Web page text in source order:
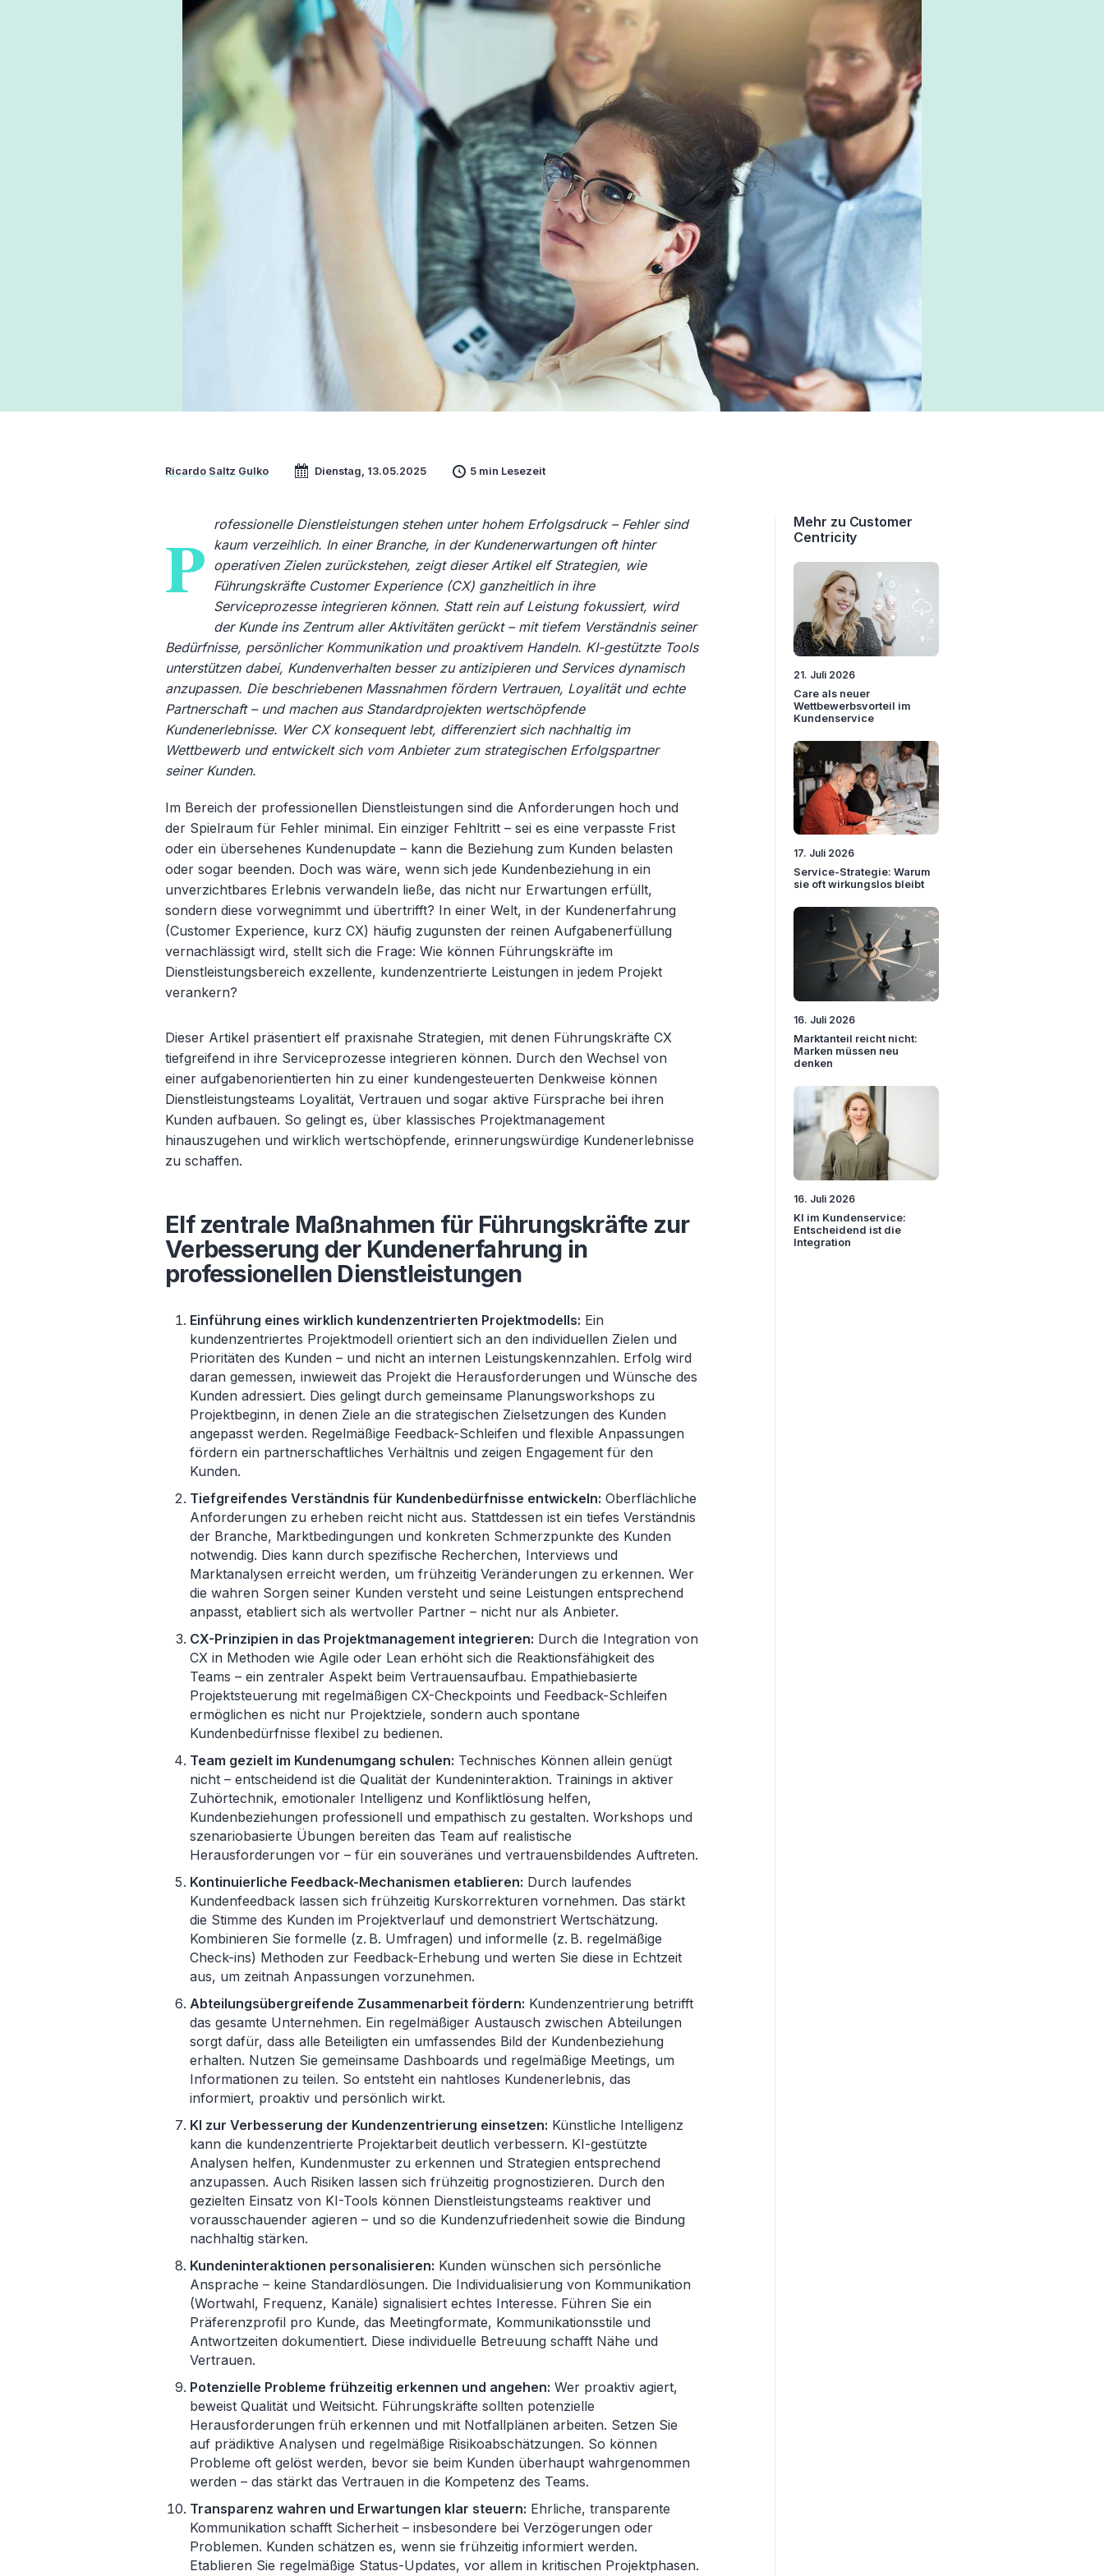
Ricardo Saltz Gulko Dienstag, 13.05.2025 5 min Lesezeit
P rofessionelle Dienstleistungen stehen unter hohem Erfolgsdruck – Fehler sind
kaum verzeihlich. In einer Branche, in der Kundenerwartungen oft hinter
operativen Zielen zurückstehen, zeigt dieser Artikel elf Strategien, wie
Führungskräfte Customer Experience (CX) ganzheitlich in ihre
Serviceprozesse integrieren können. Statt rein auf Leistung fokussiert, wird
der Kunde ins Zentrum aller Aktivitäten gerückt – mit tiefem Verständnis seiner
Bedürfnisse, persönlicher Kommunikation und proaktivem Handeln. KI-gestützte Tools
unterstützen dabei, Kundenverhalten besser zu antizipieren und Services dynamisch
anzupassen. Die beschriebenen Massnahmen fördern Vertrauen, Loyalität und echte
Partnerschaft – und machen aus Standardprojekten wertschöpfende
Kundenerlebnisse. Wer CX konsequent lebt, differenziert sich nachhaltig im
Wettbewerb und entwickelt sich vom Anbieter zum strategischen Erfolgspartner
seiner Kunden.
Im Bereich der professionellen Dienstleistungen sind die Anforderungen hoch und
der Spielraum für Fehler minimal. Ein einziger Fehltritt – sei es eine verpasste Frist
oder ein übersehenes Kundenupdate – kann die Beziehung zum Kunden belasten
oder sogar beenden. Doch was wäre, wenn sich jede Kundenbeziehung in ein
unverzichtbares Erlebnis verwandeln ließe, das nicht nur Erwartungen erfüllt,
sondern diese vorwegnimmt und übertrifft? In einer Welt, in der Kundenerfahrung
(Customer Experience, kurz CX) häufig zugunsten der reinen Aufgabenerfüllung
vernachlässigt wird, stellt sich die Frage: Wie können Führungskräfte im
Dienstleistungsbereich exzellente, kundenzentrierte Leistungen in jedem Projekt
verankern?
Dieser Artikel präsentiert elf praxisnahe Strategien, mit denen Führungskräfte CX
tiefgreifend in ihre Serviceprozesse integrieren können. Durch den Wechsel von
einer aufgabenorientierten hin zu einer kundengesteuerten Denkweise können
Dienstleistungsteams Loyalität, Vertrauen und sogar aktive Fürsprache bei ihren
Kunden aufbauen. So gelingt es, über klassisches Projektmanagement
hinauszugehen und wirklich wertschöpfende, erinnerungswürdige Kundenerlebnisse
zu schaffen.
Elf zentrale Maßnahmen für Führungskräfte zur
Verbesserung der Kundenerfahrung in
professionellen Dienstleistungen
Einführung eines wirklich kundenzentrierten Projektmodells: Ein
kundenzentriertes Projektmodell orientiert sich an den individuellen Zielen und
Prioritäten des Kunden – und nicht an internen Leistungskennzahlen. Erfolg wird
daran gemessen, inwieweit das Projekt die Herausforderungen und Wünsche des
Kunden adressiert. Dies gelingt durch gemeinsame Planungsworkshops zu
Projektbeginn, in denen Ziele an die strategischen Zielsetzungen des Kunden
angepasst werden. Regelmäßige Feedback-Schleifen und flexible Anpassungen
fördern ein partnerschaftliches Verhältnis und zeigen Engagement für den
Kunden.
Tiefgreifendes Verständnis für Kundenbedürfnisse entwickeln: Oberflächliche
Anforderungen zu erheben reicht nicht aus. Stattdessen ist ein tiefes Verständnis
der Branche, Marktbedingungen und konkreten Schmerzpunkte des Kunden
notwendig. Dies kann durch spezifische Recherchen, Interviews und
Marktanalysen erreicht werden, um frühzeitig Veränderungen zu erkennen. Wer
die wahren Sorgen seiner Kunden versteht und seine Leistungen entsprechend
anpasst, etabliert sich als wertvoller Partner – nicht nur als Anbieter.
CX-Prinzipien in das Projektmanagement integrieren: Durch die Integration von
CX in Methoden wie Agile oder Lean erhöht sich die Reaktionsfähigkeit des
Teams – ein zentraler Aspekt beim Vertrauensaufbau. Empathiebasierte
Projektsteuerung mit regelmäßigen CX-Checkpoints und Feedback-Schleifen
ermöglichen es nicht nur Projektziele, sondern auch spontane
Kundenbedürfnisse flexibel zu bedienen.
Team gezielt im Kundenumgang schulen: Technisches Können allein genügt
nicht – entscheidend ist die Qualität der Kundeninteraktion. Trainings in aktiver
Zuhörtechnik, emotionaler Intelligenz und Konfliktlösung helfen,
Kundenbeziehungen professionell und empathisch zu gestalten. Workshops und
szenariobasierte Übungen bereiten das Team auf realistische
Herausforderungen vor – für ein souveränes und vertrauensbildendes Auftreten.
Kontinuierliche Feedback-Mechanismen etablieren: Durch laufendes
Kundenfeedback lassen sich frühzeitig Kurskorrekturen vornehmen. Das stärkt
die Stimme des Kunden im Projektverlauf und demonstriert Wertschätzung.
Kombinieren Sie formelle (z. B. Umfragen) und informelle (z. B. regelmäßige
Check-ins) Methoden zur Feedback-Erhebung und werten Sie diese in Echtzeit
aus, um zeitnah Anpassungen vorzunehmen.
Abteilungsübergreifende Zusammenarbeit fördern: Kundenzentrierung betrifft
das gesamte Unternehmen. Ein regelmäßiger Austausch zwischen Abteilungen
sorgt dafür, dass alle Beteiligten ein umfassendes Bild der Kundenbeziehung
erhalten. Nutzen Sie gemeinsame Dashboards und regelmäßige Meetings, um
Informationen zu teilen. So entsteht ein nahtloses Kundenerlebnis, das
informiert, proaktiv und persönlich wirkt.
KI zur Verbesserung der Kundenzentrierung einsetzen: Künstliche Intelligenz
kann die kundenzentrierte Projektarbeit deutlich verbessern. KI-gestützte
Analysen helfen, Kundenmuster zu erkennen und Strategien entsprechend
anzupassen. Auch Risiken lassen sich frühzeitig prognostizieren. Durch den
gezielten Einsatz von KI-Tools können Dienstleistungsteams reaktiver und
vorausschauender agieren – und so die Kundenzufriedenheit sowie die Bindung
nachhaltig stärken.
Kundeninteraktionen personalisieren: Kunden wünschen sich persönliche
Ansprache – keine Standardlösungen. Die Individualisierung von Kommunikation
(Wortwahl, Frequenz, Kanäle) signalisiert echtes Interesse. Führen Sie ein
Präferenzprofil pro Kunde, das Meetingformate, Kommunikationsstile und
Antwortzeiten dokumentiert. Diese individuelle Betreuung schafft Nähe und
Vertrauen.
Potenzielle Probleme frühzeitig erkennen und angehen: Wer proaktiv agiert,
beweist Qualität und Weitsicht. Führungskräfte sollten potenzielle
Herausforderungen früh erkennen und mit Notfallplänen arbeiten. Setzen Sie
auf prädiktive Analysen und regelmäßige Risikoabschätzungen. So können
Probleme oft gelöst werden, bevor sie beim Kunden überhaupt wahrgenommen
werden – das stärkt das Vertrauen in die Kompetenz des Teams.
Transparenz wahren und Erwartungen klar steuern: Ehrliche, transparente
Kommunikation schafft Sicherheit – insbesondere bei Verzögerungen oder
Problemen. Kunden schätzen es, wenn sie frühzeitig informiert werden.
Etablieren Sie regelmäßige Status-Updates, vor allem in kritischen Projektphasen.
Mehr zu Customer
Centricity
21. Juli 2026
Care als neuer
Wettbewerbsvorteil im
Kundenservice
17. Juli 2026
Service-Strategie: Warum
sie oft wirkungslos bleibt
16. Juli 2026
Marktanteil reicht nicht:
Marken müssen neu
denken
16. Juli 2026
KI im Kundenservice:
Entscheidend ist die
Integration